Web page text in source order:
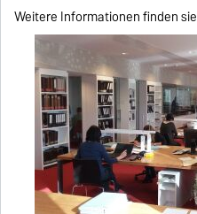
Weitere Informationen finden sie